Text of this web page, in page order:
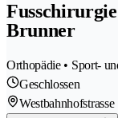
Brunner
Orthopädie • Sport-
Geschlossen
Westbahnhofstrasse